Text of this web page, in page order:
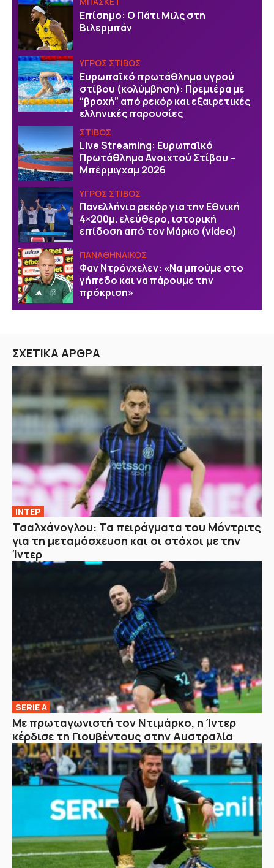
Επίσημο: Ο Πάτι Μιλς στη
Βιλερμπάν
ΥΓΡΟΣ ΣΤΙΒΟΣ
Ευρωπαϊκό πρωτάθλημα υγρού
στίβου (κολύμβηση): Πρεμιέρα με
“βροχή” από ρεκόρ και εξαιρετικές
ελληνικές παρουσίες
ΣΤΙΒΟΣ
Live Streaming: Ευρωπαϊκό
Πρωτάθλημα Ανοιχτού Στίβου –
Μπέρμιγχαμ 2026
ΥΓΡΟΣ ΣΤΙΒΟΣ
Πανελλήνιο ρεκόρ για την Εθνική
4×200μ. ελεύθερο, ιστορική
επίδοση από τον Μάρκο (video)
ΠΑΝΑΘΗΝΑΙΚΟΣ
Φαν Ντρόνχελεν: «Να μπούμε στο
γήπεδο και να πάρουμε την
πρόκριση»
ΣΧΕΤΙΚΑ ΑΡΘΡΑ
ΙΝΤΕΡ
Τσαλχάνογλου: Τα πειράγματα του Μόντριτς
για τη μεταμόσχευση και οι στόχοι με την
Ίντερ
SERIE A
Με πρωταγωνιστή τον Ντιμάρκο, η Ίντερ
κέρδισε τη Γιουβέντους στην Αυστραλία